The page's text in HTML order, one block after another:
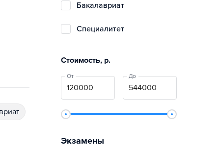
бакалавриат
специалитет
Стоимость, р.
От До
Экзамены